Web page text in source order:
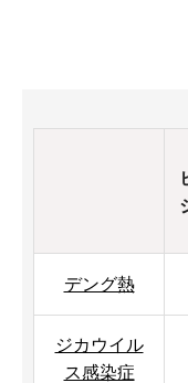
デング熱
ジカウイル
ス感染症